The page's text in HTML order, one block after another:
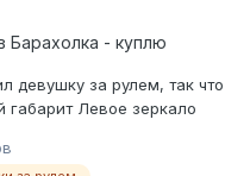
Барахолка - куплю
девушку за рулем, так что
Левое зеркало
накладки на дверь